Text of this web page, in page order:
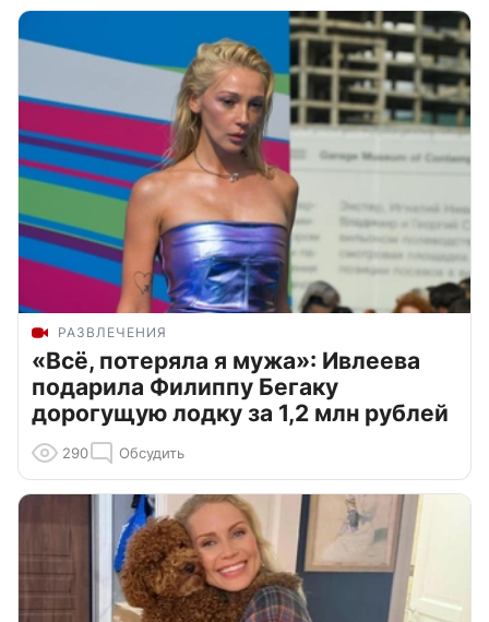
РАЗВЛЕЧЕНИЯ
«Всё, потеряла я мужа»: Ивлеева
подарила Филиппу Бегаку
дорогущую лодку за 1,2 млн рублей
290 Обсудить